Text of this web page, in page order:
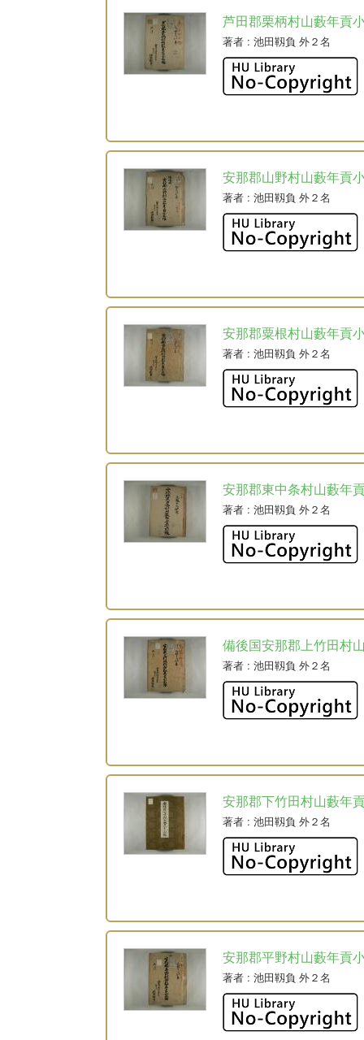
芦田郡栗柄村山藪年貢
著者 : 池田靱負 外２名
安那郡山野村山藪年貢
著者 : 池田靱負 外２名
安那郡粟根村山藪年貢
著者 : 池田靱負 外２名
安那郡東中条村山藪年
著者 : 池田靱負 外２名
備後国安那郡上竹田村
著者 : 池田靱負 外２名
安那郡下竹田村山藪年
著者 : 池田靱負 外２名
安那郡平野村山藪年貢
著者 : 池田靱負 外２名